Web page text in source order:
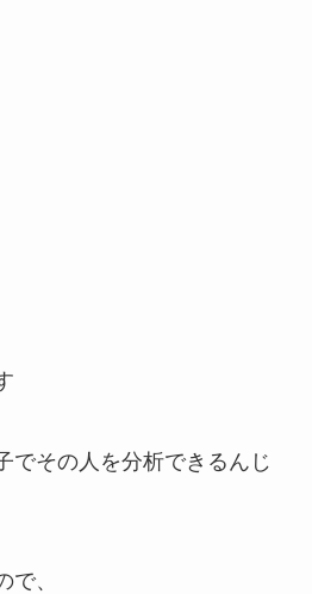
でその人を分析できるんじ
で、